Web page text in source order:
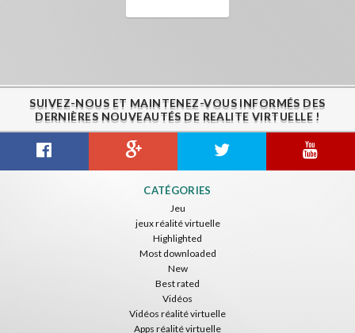
SUIVEZ-NOUS ET MAINTENEZ-VOUS INFORMÉS DES
DERNIÈRES NOUVEAUTÉS DE REALITE VIRTUELLE !
CATÉGORIES
Jeu
jeux réalité virtuelle
Highlighted
Most downloaded
New
Best rated
Vidéos
Vidéos réalité virtuelle
Apps réalité virtuelle